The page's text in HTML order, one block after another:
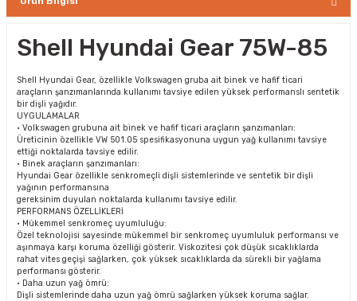
Shell Hyundai Gear 75W-85
Shell Hyundai Gear, özellikle Volkswagen gruba ait binek ve hafif ticari
araçların şanzımanlarında kullanımı tavsiye edilen yüksek performanslı sentetik
bir dişli yağıdır.
UYGULAMALAR
• Volkswagen grubuna ait binek ve hafif ticari araçların şanzımanları:
Üreticinin özellikle VW 501.05 spesifikasyonuna uygun yağ kullanımı tavsiye
ettiği noktalarda tavsiye edilir.
• Binek araçların şanzımanları:
Hyundai Gear özellikle senkromeçli dişli sistemlerinde ve sentetik bir dişli
yağının performansına
gereksinim duyulan noktalarda kullanımı tavsiye edilir.
PERFORMANS ÖZELLİKLERİ
• Mükemmel senkromeç uyumluluğu:
Özel teknolojisi sayesinde mükemmel bir senkromeç uyumluluk performansı ve
aşınmaya karşı koruma özelliği gösterir. Viskozitesi çok düşük sıcaklıklarda
rahat vites geçişi sağlarken, çok yüksek sıcaklıklarda da sürekli bir yağlama
performansı gösterir.
• Daha uzun yağ ömrü:
Dişli sistemlerinde daha uzun yağ ömrü sağlarken yüksek koruma sağlar.